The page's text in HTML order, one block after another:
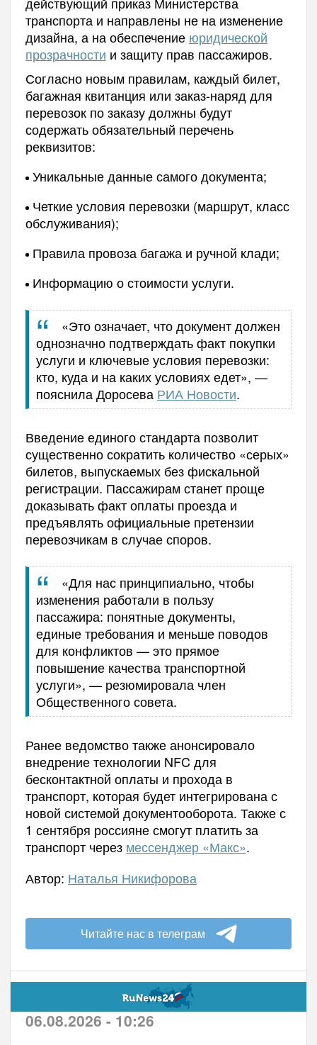
транспорта и направлены не на изменение
дизайна, а на обеспечение юридической
прозрачности и защиту прав пассажиров.
Согласно новым правилам, каждый билет,
багажная квитанция или заказ-наряд для
перевозок по заказу должны будут
содержать обязательный перечень
реквизитов:
Уникальные данные самого документа;
Четкие условия перевозки (маршрут, класс
обслуживания);
Правила провоза багажа и ручной клади;
Информацию о стоимости услуги.
«Это означает, что документ должен
однозначно подтверждать факт покупки
услуги и ключевые условия перевозки:
кто, куда и на каких условиях едет», —
пояснила Доросева РИА Новости.
Введение единого стандарта позволит
существенно сократить количество «серых»
билетов, выпускаемых без фискальной
регистрации. Пассажирам станет проще
доказывать факт оплаты проезда и
предъявлять официальные претензии
перевозчикам в случае споров.
«Для нас принципиально, чтобы
изменения работали в пользу
пассажира: понятные документы,
единые требования и меньше поводов
для конфликтов — это прямое
повышение качества транспортной
услуги», — резюмировала член
Общественного совета.
Ранее ведомство также анонсировало
внедрение технологии NFC для
бесконтактной оплаты и прохода в
транспорт, которая будет интегрирована с
новой системой документооборота. Также с
1 сентября россияне смогут платить за
транспорт через мессенджер «Макс».
Автор: Наталья Никифорова
Читайте нас в телеграм
06.08.2026 - 10:26